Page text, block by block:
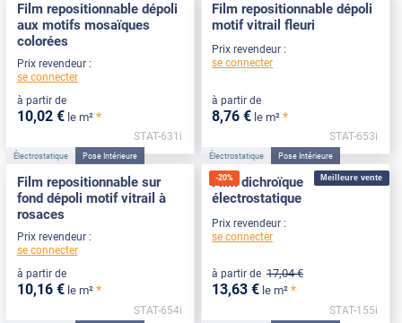
Film repositionnable dépoli
aux motifs mosaïques
colorées
Prix revendeur :
se connecter
à partir de
10,02 € le m² *
STAT-631i
Film repositionnable dépoli
motif vitrail fleuri
Prix revendeur :
se connecter
à partir de
8,76 € le m² *
STAT-653i
Électrostatique Pose Intérieure
Film repositionnable sur
fond dépoli motif vitrail à
rosaces
Prix revendeur :
se connecter
à partir de
10,16 € le m² *
STAT-654i
Meilleure vente
-20%
Électrostatique Pose Intérieure
Film dichroïque
électrostatique
Prix revendeur :
se connecter
à partir de 17,04 €
13,63 € le m² *
STAT-155i